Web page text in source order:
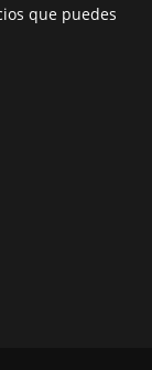
que puedes